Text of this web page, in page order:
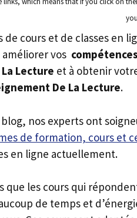
de cours et de classes en
vos
Lecture et à obtenir
De La Lecture.
nos experts ont
de formation, cours et
en ligne actuellement.
que les cours qui
de temps et